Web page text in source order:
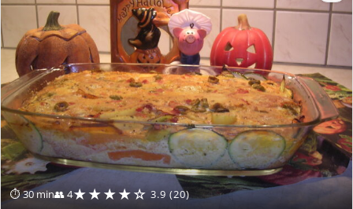
⏱ 30 min👥 4★★★★☆ 3.9 (20)